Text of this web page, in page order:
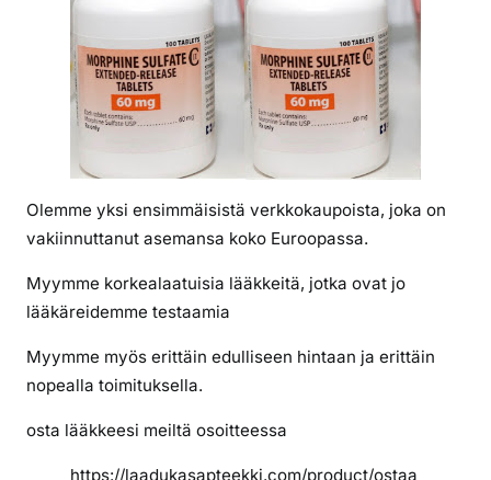
l
i
i
n
o
r
f
i
l
Olemme yksi ensimmäisistä verkkokaupoista, joka on
vakiinnuttanut asemansa koko Euroopassa.
Myymme korkealaatuisia lääkkeitä, jotka ovat jo
lääkäreidemme testaamia
Myymme myös erittäin edulliseen hintaan ja erittäin
nopealla toimituksella.
osta lääkkeesi meiltä osoitteessa
https://laadukasapteekki.com/product/ostaa